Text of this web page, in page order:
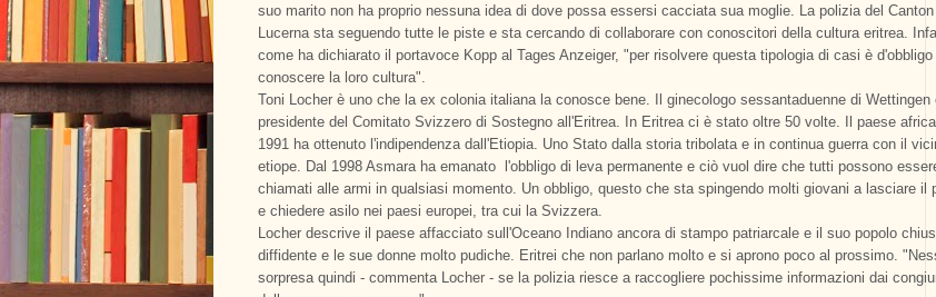
suo marito non ha proprio nessuna idea di dove possa essersi cacciata sua moglie. La polizia del Canton
Lucerna sta seguendo tutte le piste e sta cercando di collaborare con conoscitori della cultura eritrea.
come ha dichiarato il portavoce Kopp al Tages Anzeiger, "per risolvere questa tipologia di casi è d'obbligo
conoscere la loro cultura".
Toni Locher è uno che la ex colonia italiana la conosce bene. Il ginecologo sessantaduenne di Wettingen
presidente del Comitato Svizzero di Sostegno all'Eritrea. In Eritrea ci è stato oltre 50 volte. Il paese
1991 ha ottenuto l'indipendenza dall'Etiopia. Uno Stato dalla storia tribolata e in continua guerra con il
etiope. Dal 1998 Asmara ha emanato l'obbligo di leva permanente e ciò vuol dire che tutti possono
chiamati alle armi in qualsiasi momento. Un obbligo, questo che sta spingendo molti giovani a lasciare il
e chiedere asilo nei paesi europei, tra cui la Svizzera.
Locher descrive il paese affacciato sull'Oceano Indiano ancora di stampo patriarcale e il suo popolo
diffidente e le sue donne molto pudiche. Eritrei che non parlano molto e si aprono poco al prossimo.
sorpresa quindi - commenta Locher - se la polizia riesce a raccogliere pochissime informazioni dai